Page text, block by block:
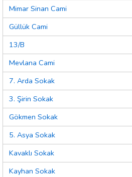
Mimar Sinan Cami
Güllük Cami
13/B
Mevlana Cami
7. Arda Sokak
3. Şirin Sokak
Gökmen Sokak
5. Asya Sokak
Kavaklı Sokak
Kayhan Sokak